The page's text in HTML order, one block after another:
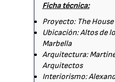
Ficha técnica:
Proyecto: The House
Ubicación: Altos de
Marbella
Arquitectura:
Arquitectos
Interiorismo: